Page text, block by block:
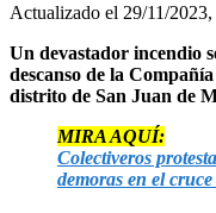
Actualizado el 29/11/2023,
Un devastador incendio
descanso de la
distrito de San Juan de
MIRA AQUÍ:
Colectiveros
demoras en el